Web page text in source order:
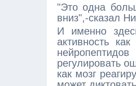
"Это одна
вниз",-сказал
И именно
активность
регулировать
как мозг